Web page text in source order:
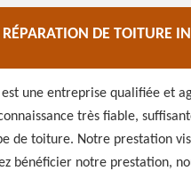
RÉPARATION DE TOITURE
est une entreprise qualifiée et
très fiable,
de toiture. Notre prestation
bénéficier notre prestation,